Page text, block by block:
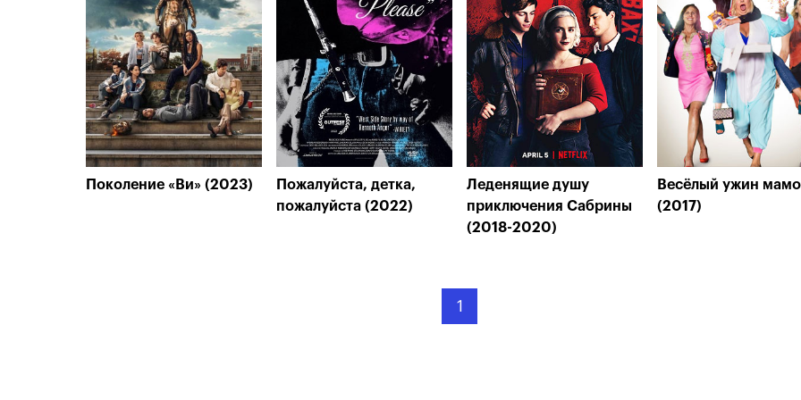
Поколение «Ви» (2023)
Пожалуйста, детка,
пожалуйста (2022)
Леденящие душу
приключения Сабрины
(2018-2020)
Весёлый ужин
(2017)
1